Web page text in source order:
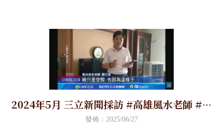
2024年5月 三立新聞採訪 #高雄風水老師 #台
南風水老師 #屏東風水老師 #嘉義風水老師 #
發佈：2025/06/27